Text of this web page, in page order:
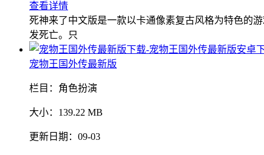
查看详情
死神来了中文版是一款以卡通像素复古风格为特色的
发死亡。只
宠物王国外传最新版
栏目： 角色扮演
大小： 139.22 MB
更新日期： 09-03